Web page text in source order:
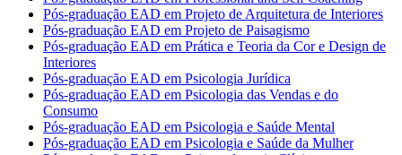
Pós-graduação EAD em Projeto de Arquitetura de Interiores
Pós-graduação EAD em Projeto de Paisagismo
Pós-graduação EAD em Prática e Teoria da Cor e Design de
Interiores
Pós-graduação EAD em Psicologia Jurídica
Pós-graduação EAD em Psicologia das Vendas e do
Consumo
Pós-graduação EAD em Psicologia e Saúde Mental
Pós-graduação EAD em Psicologia e Saúde da Mulher